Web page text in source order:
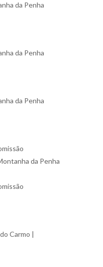
da Penha
da Penha
da Penha
da Penha
Carmo |